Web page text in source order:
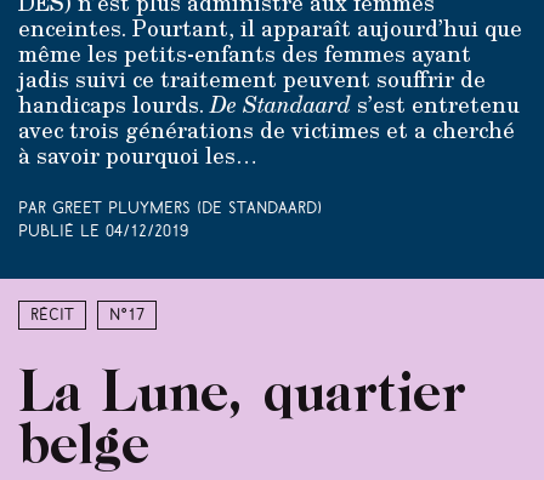
enceintes. Pourtant, il apparaît aujourd’hui que
même les petits-enfants des femmes ayant
jadis suivi ce traitement peuvent souffrir de
handicaps lourds.De Standaard s’est entretenu
avec trois générations de victimes et a cherché
à savoir pourquoi les…
Par Greet Pluymers (De Standaard)
Publié le 04/12/2019
Récit N°17
La Lune, quartier
belge